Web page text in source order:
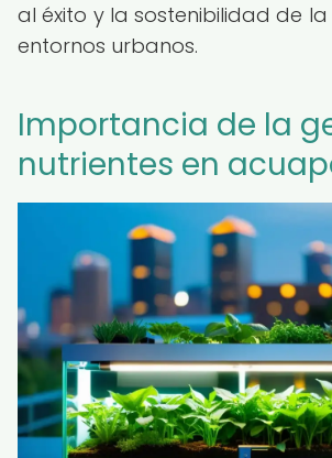
al éxito y la sostenibilidad de
entornos urbanos.
Importancia de la
nutrientes en